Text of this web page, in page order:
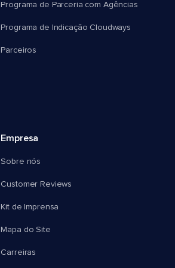
Programa de Parceria com Agências
Programa de Indicação Cloudways
Parceiros
Empresa
Sobre nós
Customer Reviews
Kit de Imprensa
Mapa do Site
Carreiras